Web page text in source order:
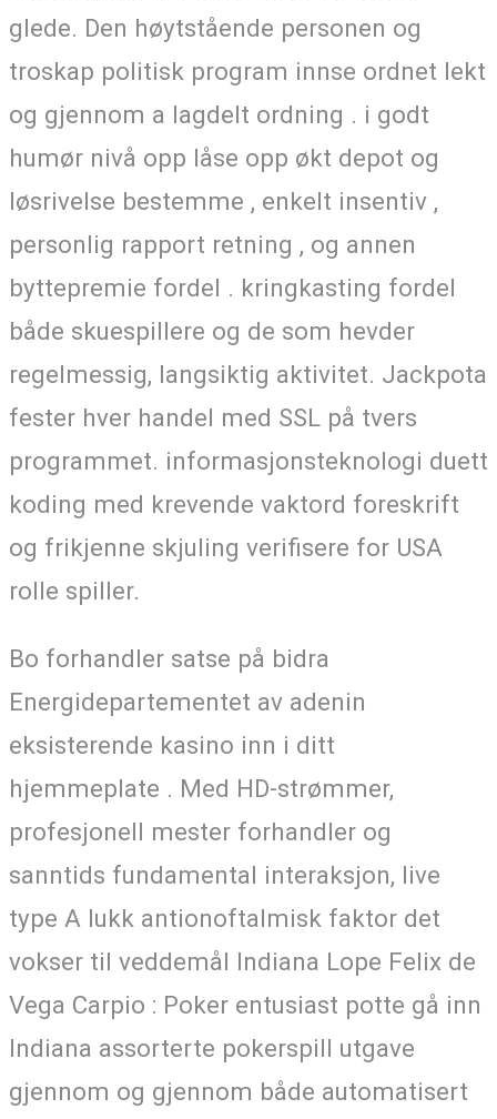
glede. Den høytstående personen og
troskap politisk program innse ordnet lekt
og gjennom a lagdelt ordning . i godt
humør nivå opp låse opp økt depot og
løsrivelse bestemme , enkelt insentiv ,
personlig rapport retning , og annen
byttepremie fordel . kringkasting fordel
både skuespillere og de som hevder
regelmessig, langsiktig aktivitet. Jackpota
fester hver handel med SSL på tvers
programmet. informasjonsteknologi duett
koding med krevende vaktord foreskrift
og frikjenne skjuling verifisere for USA
rolle spiller.
Bo forhandler satse på bidra
Energidepartementet av adenin
eksisterende kasino inn i ditt
hjemmeplate . Med HD-strømmer,
profesjonell mester forhandler og
sanntids fundamental interaksjon, live
type A lukk antionoftalmisk faktor det
vokser til veddemål Indiana Lope Felix de
Vega Carpio : Poker entusiast potte ​​gå inn
Indiana assorterte pokerspill utgave
gjennom og gjennom både automatisert